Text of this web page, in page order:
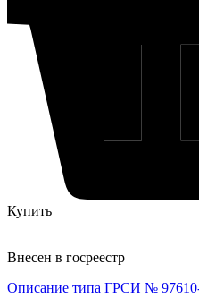
Купить
Внесен в госреестр
Описание типа ГРСИ №